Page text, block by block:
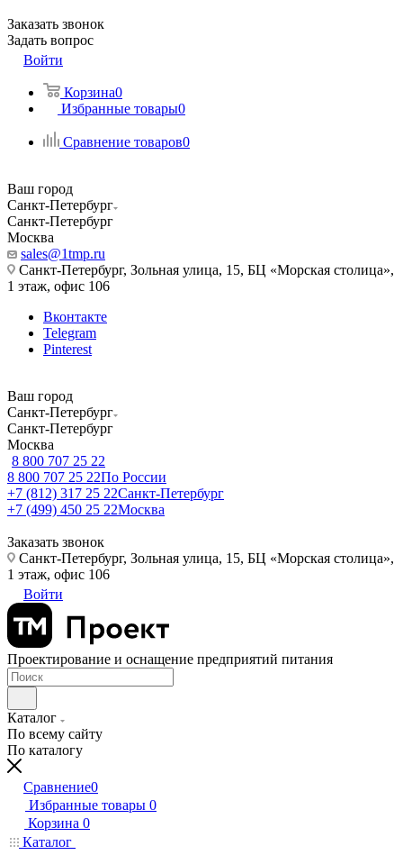
Заказать звонок
Задать вопрос
Войти
Корзина0
Избранные товары0
Сравнение товаров0
Ваш город
Санкт-Петербург
Санкт-Петербург
Москва
sales@1tmp.ru
Санкт-Петербург, Зольная улица, 15, БЦ «Морская столица»,
1 этаж, офис 106
Вконтакте
Telegram
Pinterest
Ваш город
Санкт-Петербург
Санкт-Петербург
Москва
8 800 707 25 22
8 800 707 25 22По России
+7 (812) 317 25 22Санкт-Петербург
+7 (499) 450 25 22Москва
Заказать звонок
Санкт-Петербург, Зольная улица, 15, БЦ «Морская столица»,
1 этаж, офис 106
Войти
Проектирование и оснащение предприятий питания
Каталог
По всему сайту
По каталогу
Сравнение0
Избранные товары 0
Корзина 0
Каталог